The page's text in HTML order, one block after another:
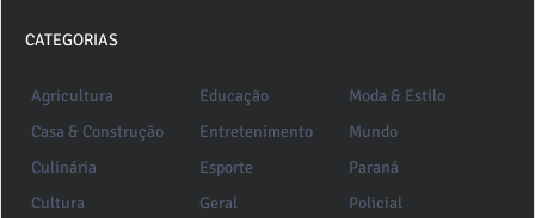
CATEGORIAS
Agricultura
Casa & Construção
Culinária
Cultura
Educação
Entretenimento
Esporte
Geral
Moda & Estilo
Mundo
Paraná
Policial